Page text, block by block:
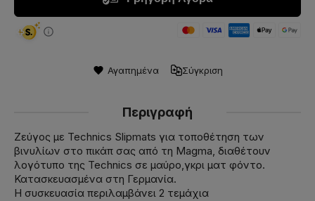
Αγαπημένα Σύγκριση
Περιγραφή
Ζεύγος με Technics Slipmats για τοποθέτηση των
βινυλίων στο πικάπ σας από τη Magma, διαθέτουν
λογότυπο της Technics σε μαύρο,γκρι ματ φόντο.
Κατασκευασμένα στη Γερμανία.
Η συσκευασία περιλαμβάνει 2 τεμάχια